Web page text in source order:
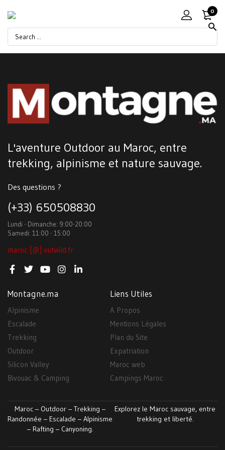
0
L'aventure Outdoor au Maroc, entre
trekking, alpinisme et nature sauvage.
Des questions ?
(+33) 650508830
Lundi - Dimanche: 9:00-20:00
Samedi: 11:00 - 15:00
maroc [@] outwild.fr
Montagne.ma
Alpinisme
Escalade
Trekking
Outdoor
Silicon Valley
Bivouac & Camping
Liens Utiles
A Propos
Mentions Légales
Plan du Site
Expatriation
Maroc web
Campings Maroc
Maroc – Outdoor – Trekking –
Randonnée – Escalade – Alpinisme
– Rafting – Canyoning.
Explorez le Maroc sauvage, entre
trekking et liberté.